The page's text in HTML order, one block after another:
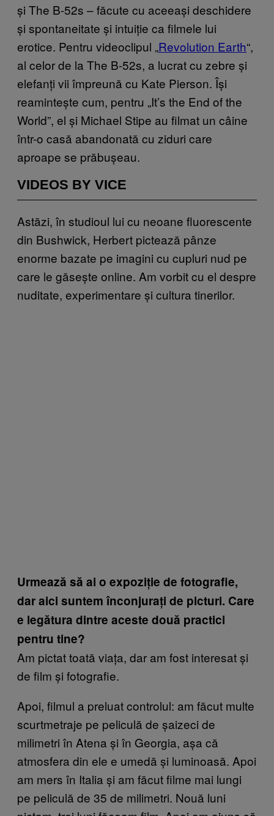
și The B-52s – făcute cu aceeași deschidere
și spontaneitate și intuiție ca filmele lui
erotice. Pentru videoclipul „Revolution Earth“,
al celor de la The B-52s, a lucrat cu zebre și
elefanți vii împreună cu Kate Pierson. Își
reamintește cum, pentru „It’s the End of the
World”, el și Michael Stipe au filmat un câine
într-o casă abandonată cu ziduri care
aproape se prăbușeau.
VIDEOS BY VICE
Astăzi, în studioul lui cu neoane fluorescente
din Bushwick, Herbert pictează pânze
enorme bazate pe imagini cu cupluri nud pe
care le găsește online. Am vorbit cu el despre
nuditate, experimentare și cultura tinerilor.
Urmează să ai o expoziție de fotografie,
dar aici suntem înconjurați de picturi. Care
e legătura dintre aceste două practici
pentru tine?
Am pictat toată viața, dar am fost interesat și
de film și fotografie.
Apoi, filmul a preluat controlul: am făcut multe
scurtmetraje pe peliculă de șaizeci de
milimetri în Atena și în Georgia, așa că
atmosfera din ele e umedă și luminoasă. Apoi
am mers în Italia și am făcut filme mai lungi
pe peliculă de 35 de milimetri. Nouă luni